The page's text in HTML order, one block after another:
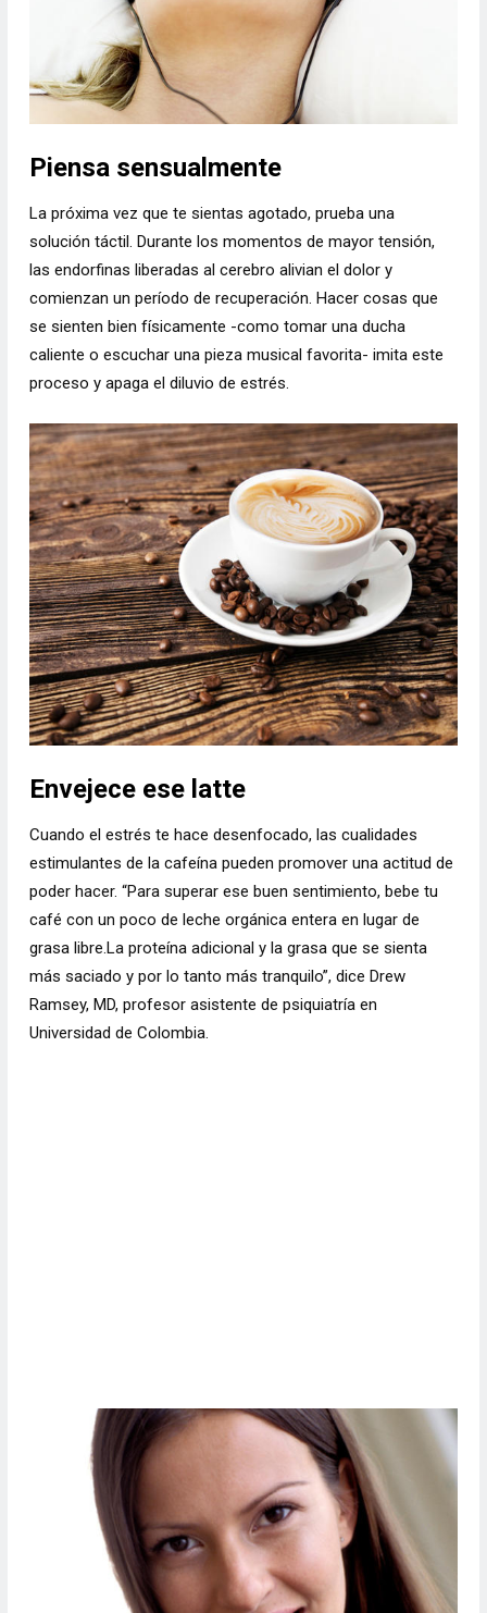
Piensa sensualmente
La próxima vez que te sientas agotado, prueba una
solución táctil. Durante los momentos de mayor tensión,
las endorfinas liberadas al cerebro alivian el dolor y
comienzan un período de recuperación. Hacer cosas que
se sienten bien físicamente -como tomar una ducha
caliente o escuchar una pieza musical favorita- imita este
proceso y apaga el diluvio de estrés.
Envejece ese latte
Cuando el estrés te hace desenfocado, las cualidades
estimulantes de la cafeína pueden promover una actitud de
poder hacer. “Para superar ese buen sentimiento, bebe tu
café con un poco de leche orgánica entera en lugar de
grasa libre.La proteína adicional y la grasa que se sienta
más saciado y por lo tanto más tranquilo”, dice Drew
Ramsey, MD, profesor asistente de psiquiatría en
Universidad de Colombia.